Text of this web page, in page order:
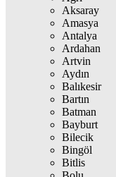
Aksaray
Amasya
Antalya
Ardahan
Artvin
Aydın
Balıkesir
Bartın
Batman
Bayburt
Bilecik
Bingöl
Bitlis